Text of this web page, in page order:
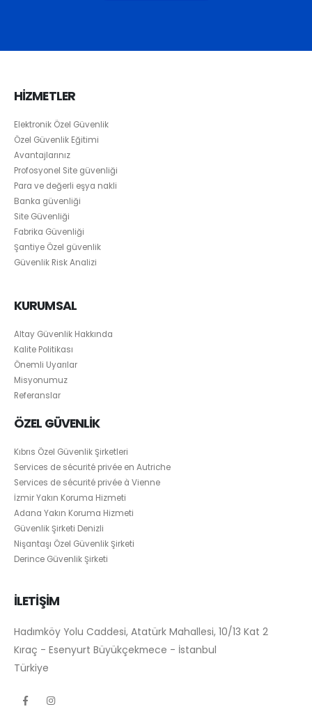
HİZMETLER
Elektronik Özel Güvenlik
Özel Güvenlik Eğitimi
Avantajlarınız
Profosyonel Site güvenliği
Para ve değerli eşya nakli
Banka güvenliği
Site Güvenliği
Fabrika Güvenliği
Şantiye Özel güvenlik
Güvenlik Risk Analizi
KURUMSAL
Altay Güvenlik Hakkında
Kalite Politikası
Önemli Uyarılar
Misyonumuz
Referanslar
ÖZEL GÜVENLİK
Kıbrıs Özel Güvenlik Şirketleri
Services de sécurité privée en Autriche
Services de sécurité privée à Vienne
İzmir Yakın Koruma Hizmeti
Adana Yakın Koruma Hizmeti
Güvenlik Şirketi Denizli
Nişantaşı Özel Güvenlik Şirketi
Derince Güvenlik Şirketi
İLETİŞİM
Hadımköy Yolu Caddesi, Atatürk Mahallesi, 10/13 Kat 2
Kıraç - Esenyurt Büyükçekmece - İstanbul
Türkiye